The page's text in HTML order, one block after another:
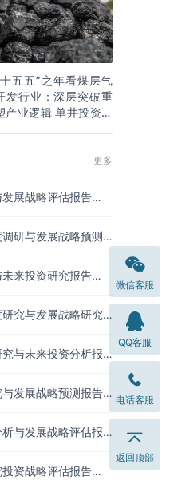
五五”之年看煤层气
发行业：深层突破重
产业逻辑 单井投资成
更多
展战略评估报告
研与发展战略预测
来投资研究报告
究与发展战略研究
与未来投资分析报
发展战略预测报告
与发展战略评估报
资战略评估报告
微信客服
QQ客服
电话客服
返回顶部